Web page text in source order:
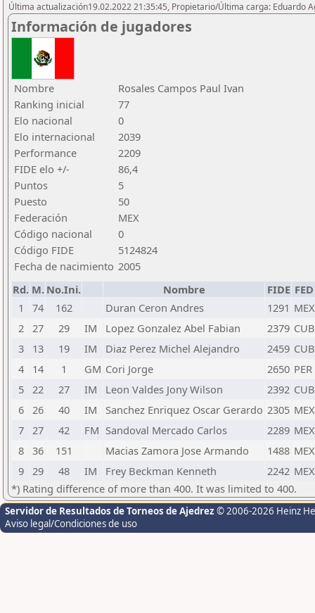
Última actualización19.02.2022 21:35:45, Propietario/Última carga: Eduardo
Información de jugadores
Nombre
Rosales Campos Paul Ivan
Ranking inicial
77
Elo nacional
0
Elo internacional
2039
Performance
2209
FIDE elo +/-
86,4
Puntos
5
Puesto
50
Federación
MEX
Código nacional
0
Código FIDE
5124824
Fecha de nacimiento 2005
Rd. M. No.Ini. Nombre FIDE FED
1
74 162 Duran Ceron Andres 1291 MEX
2 27 29 IM Lopez Gonzalez Abel Fabian 2379 CUB
3
13 19 IM Diaz Perez Michel Alejandro 2459 CUB
4
14 1 GM Cori Jorge 2650 PER
5 22 27 IM Leon Valdes Jony Wilson 2392 CUB
6 26 40 IM Sanchez Enriquez Oscar Gerardo 2305 MEX
7 27 42 FM Sandoval Mercado Carlos 2289 MEX
8 36 151 Macias Zamora Jose Armando 1488 MEX
9 29 48 IM Frey Beckman Kenneth 2242 MEX
*) Rating difference of more than 400. It was limited to 400.
Servidor de Resultados de Torneos de Ajedrez © 2006-2026 Heinz
Aviso legal/Condiciones de uso